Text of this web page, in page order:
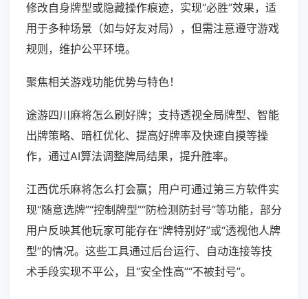
修改自身牌型或隐藏操作痕迹，实现“必胜”效果，适
用于多种场景（如与好友对局），但需注意遵守游戏
规则，维护公平环境。
聚焦相关游戏功能优势与特色！
途游四川麻将怎么刷好牌；支持透视全局牌型、智能
出牌策略、暗杠优化、提高好牌率及快速自摸等操
作，通过AI算法调整牌局结果，提升胜率。
江西优乐麻将怎么打会赢；用户可通过第三方软件实
现“随意选牌”“控制牌型”“防检测防封号”等功能，部分
用户反映其他玩家可能存在“牌特别好”或“透视他人牌
型”的情况。这些工具通过后台运行、自动连接等技
术手段实现不平公，且“安全性高”“不被封号”。